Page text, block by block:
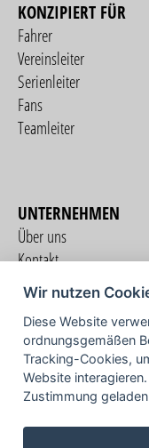
KONZIPIERT FÜR
Fahrer
Vereinsleiter
Serienleiter
Fans
Teamleiter
UNTERNEHMEN
Über uns
Kontakt
Nutzungsbedingungen
Datenschutzerklärung
Impressum
Wir nutzen
Diese Website
ordnungsgemäßen
Tracking-Cookies,
Website
Zustimmung